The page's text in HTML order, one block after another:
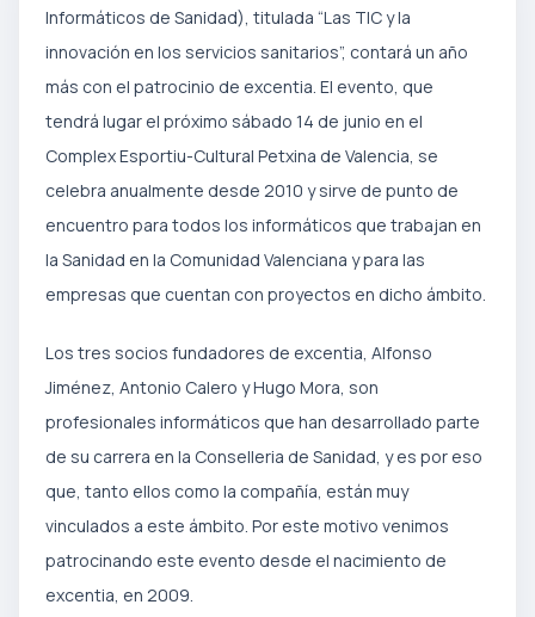
Informáticos de Sanidad), titulada “Las TIC y la
innovación en los servicios sanitarios”, contará un año
más con el patrocinio de excentia. El evento, que
tendrá lugar el próximo sábado 14 de junio en el
Complex Esportiu-Cultural Petxina de Valencia, se
celebra anualmente desde 2010 y sirve de punto de
encuentro para todos los informáticos que trabajan en
la Sanidad en la Comunidad Valenciana y para las
empresas que cuentan con proyectos en dicho ámbito.
Los tres socios fundadores de excentia, Alfonso
Jiménez, Antonio Calero y Hugo Mora, son
profesionales informáticos que han desarrollado parte
de su carrera en la Conselleria de Sanidad, y es por eso
que, tanto ellos como la compañía, están muy
vinculados a este ámbito. Por este motivo venimos
patrocinando este evento desde el nacimiento de
excentia, en 2009.